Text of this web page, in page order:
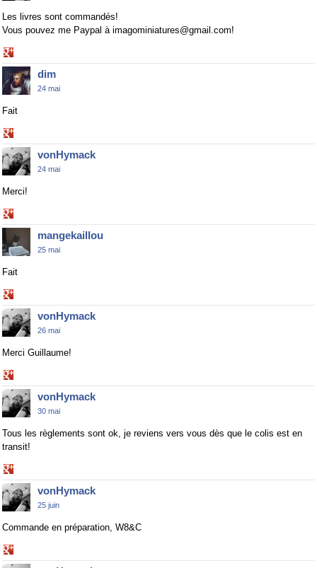
Les livres sont commandés!
Vous pouvez me Paypal à imagominiatures@gmail.com!
on
Google+dim
24 mai
Fait
on
Google+vonHymack
24 mai
Merci!
on
Google+mangekaillou
25 mai
Fait
on
Google+vonHymack
26 mai
Merci Guillaume!
on
Google+vonHymack
30 mai
Tous les règlements sont ok, je reviens vers vous dès que le colis est en
transit!
on
Google+vonHymack
25 juin
Commande en préparation, W8&C
on